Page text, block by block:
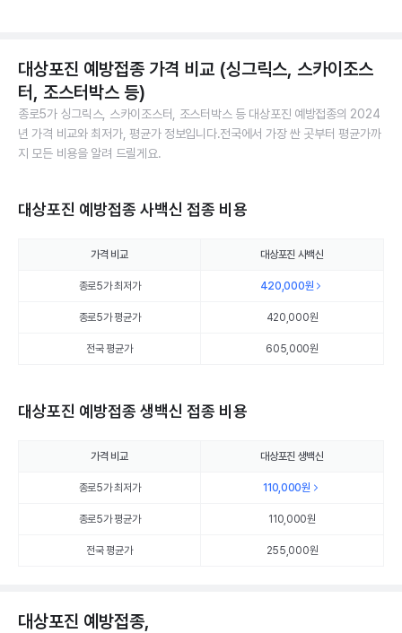
대상포진 예방접종 가격 비교 (싱그릭스, 스카이조스
터, 조스터박스 등)
종로5가 싱그릭스, 스카이조스터, 조스터박스 등 대상포진 예방접종의 2024
년 가격 비교와 최저가, 평균가 정보입니다.전국에서 가장 싼 곳부터 평균가까
지 모든 비용을 알려 드릴게요.
대상포진 예방접종 사백신 접종 비용
가격 비교 대상포진 사백신
종로5가 최저가 420,000원
종로5가 평균가 420,000원
전국 평균가 605,000원
대상포진 예방접종 생백신 접종 비용
가격 비교 대상포진 생백신
종로5가 최저가 110,000원
종로5가 평균가 110,000원
전국 평균가 255,000원
대상포진 예방접종,